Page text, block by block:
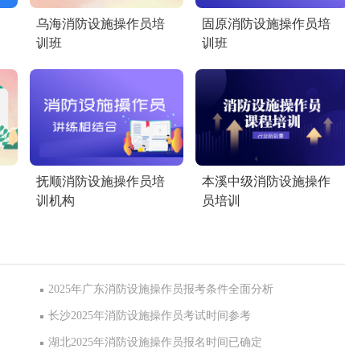
乌海消防设施操作员培
训班
固原消防设施操作员培
训班
抚顺消防设施操作员培
训机构
本溪中级消防设施操作
员培训
2025年广东消防设施操作员报考条件全面分析
长沙2025年消防设施操作员考试时间参考
湖北2025年消防设施操作员报名时间已确定